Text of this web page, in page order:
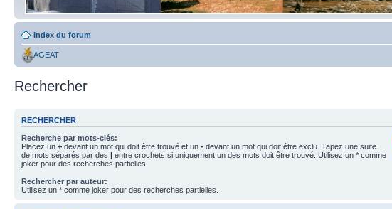
Index du forum
AGEAT
Rechercher
RECHERCHER
Recherche par mots-clés:
Placez un + devant un mot qui doit être trouvé et un - devant un mot qui doit être exclu. Tapez une suite
de mots séparés par des | entre crochets si uniquement un des mots doit être trouvé. Utilisez un * comme
joker pour des recherches partielles.
Rechercher par auteur:
Utilisez un * comme joker pour des recherches partielles.